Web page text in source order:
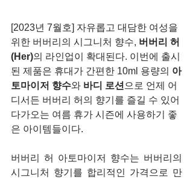
[2023년 7월호] 자유롭고 대담한 여성을
위한 버버리의 시그니처 향수, 버버리 허
(Her)의 라인업이 확대된다. 이번에 출시
된 제품은 휴대가 간편한 10ml 용량의 아
토마이저 향수와 바디 로션 으로 언제 어
디서든 버버리 허의 향기를 즐길 수 있어
다가오는 여름 휴가 시즌에 사용하기 좋
은 아이템들이다.
버버리 허 아토마이저 향수는 버버리의
시그니처 향기를 합리적인 가격으로 만